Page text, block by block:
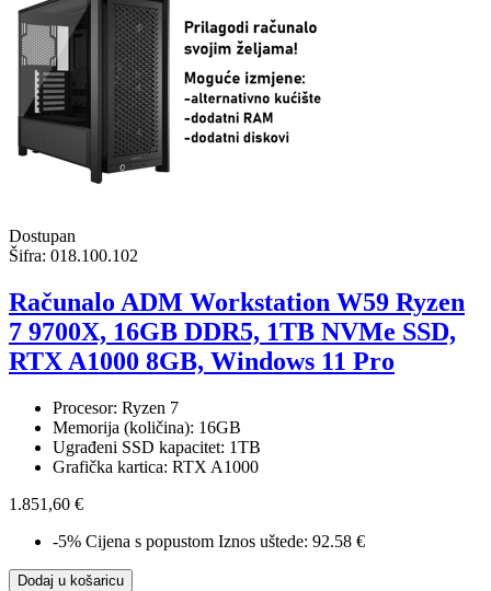
Dostupan
Šifra: 018.100.102
Računalo ADM Workstation W59 Ryzen
7 9700X, 16GB DDR5, 1TB NVMe SSD,
RTX A1000 8GB, Windows 11 Pro
Procesor: Ryzen 7
Memorija (količina): 16GB
Ugrađeni SSD kapacitet: 1TB
Grafička kartica: RTX A1000
1.851,60 €
-5% Cijena s popustom Iznos uštede: 92.58 €
Dodaj u košaricu